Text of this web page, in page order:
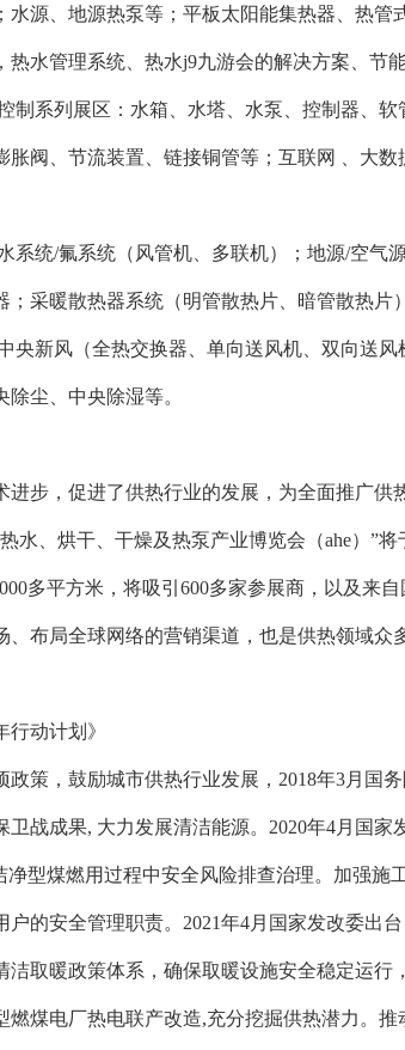
源、地源热泵等；平板太阳能集热器、热管
水管理系统、热水j9九游会的解决方案、节能
系列展区：水箱、水塔、水泵、控制器、软
胀阀、节流装置、链接铜管等；互联网 、大
统/氟系统（风管机、多联机）；地源/空气
采暖散热器系统（明管散热片、暗管散热片
新风（全热交换器、单向送风机、双向送风
尘、中央除湿等。
进步，促进了供热行业的发展，为全面推广供
水、烘干、干燥及热泵产业博览会（ahe）”
多平方米，将吸引600多家参展商，以及来
、布局全球网络的营销渠道，也是供热领域
行动计划》
策，鼓励城市供热行业发展，2018年3月国
卫战成果, 大力发展清洁能源。2020年4月国
型煤燃用过程中安全风险排查治理。加强施
的安全管理职责。2021年4月国家发改委出
取暖政策体系，确保取暖设施安全稳定运行
煤电厂热电联产改造,充分挖掘供热潜力。推